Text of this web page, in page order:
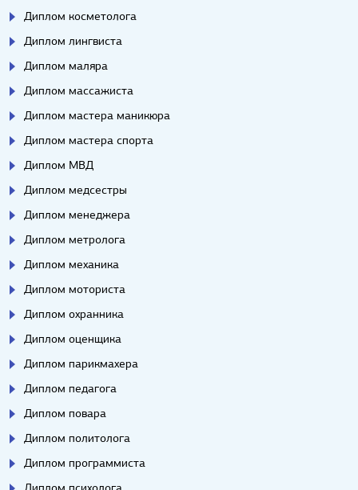
Диплом косметолога
Диплом лингвиста
Диплом маляра
Диплом массажиста
Диплом мастера маникюра
Диплом мастера спорта
Диплом МВД
Диплом медсестры
Диплом менеджера
Диплом метролога
Диплом механика
Диплом моториста
Диплом охранника
Диплом оценщика
Диплом парикмахера
Диплом педагога
Диплом повара
Диплом политолога
Диплом программиста